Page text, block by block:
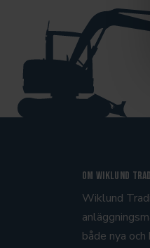
Om Wiklund
Wiklund
både nya